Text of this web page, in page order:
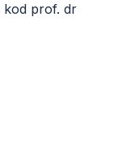
kod prof. dr